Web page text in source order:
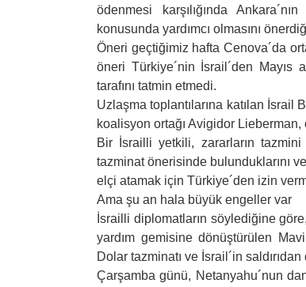
ödenmesi karşılığında
konusunda yardımcı olmasını
Öneri geçtiğimiz hafta Cenova´da
öneri Türkiye´nin İsrail´den
tarafını tatmin etmedi.
Uzlaşma toplantılarına katılan İsrail
koalisyon ortağı Avigidor
Bir İsrailli yetkili, zararların
tazminat önerisinde bulunduklarını
elçi atamak için Türkiye´den izin
Ama şu an hala büyük engeller var
İsrailli diplomatların söylediğine
yardım gemisine dönüştürülen
Dolar tazminatı ve İsrail´in
Çarşamba günü, Netanyahu´nun